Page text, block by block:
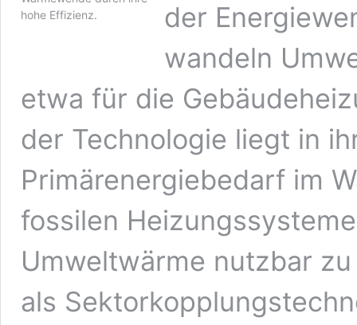
der
wandeln
etwa für die
der Technologie liegt in
Primärenergiebedarf im
fossilen
Umweltwärme nutzbar
als